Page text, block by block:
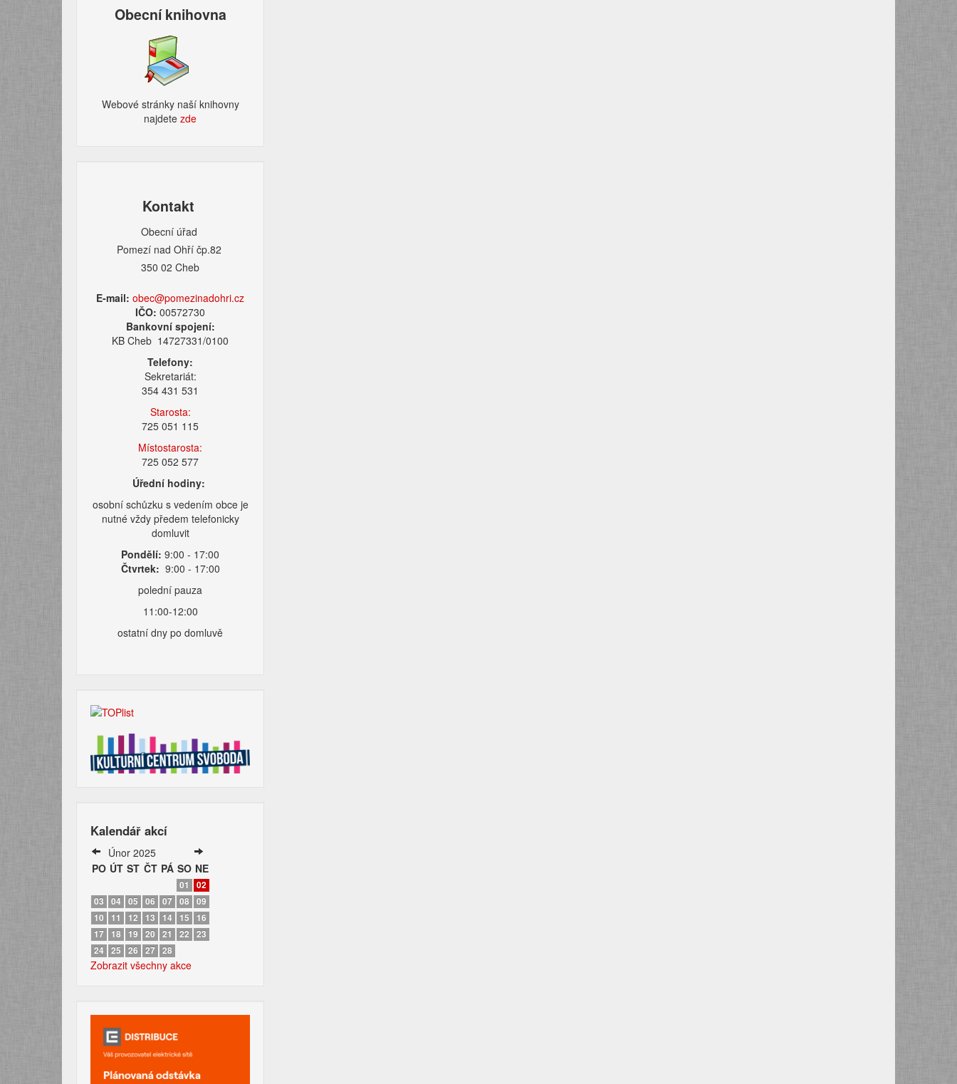
Obecní knihovna
Webové stránky naší knihovny
najdetezde​
Kontakt
Obecní úřad
Pomezí nad Ohří čp.82
350 02 Cheb
E-mail: obec@pomezinadohri.cz
IČO:00572730
Bankovní spojení:
KB Cheb 14727331/0100
Telefony:
Sekretariát:
354 431 531
Starosta:
725 051 115
Místostarosta:
725 052 577
Úřední hodiny:
osobní schůzku s vedením obce je
nutné vždy předem telefonicky
domluvit
Pondělí: 9:00 - 17:00
Čtvrtek: 9:00 - 17:00
polední pauza
11:00-12:00
ostatní dny po domluvě
Kalendář akcí
Únor 2025
PO ÚT ST ČT PÁ SO NE
01
02
03
04 05 06 07 08
09
10
11 12 13 14 15
16
17 18 19 20 21 22
23
24
25 26 27 28
Zobrazit všechny akce